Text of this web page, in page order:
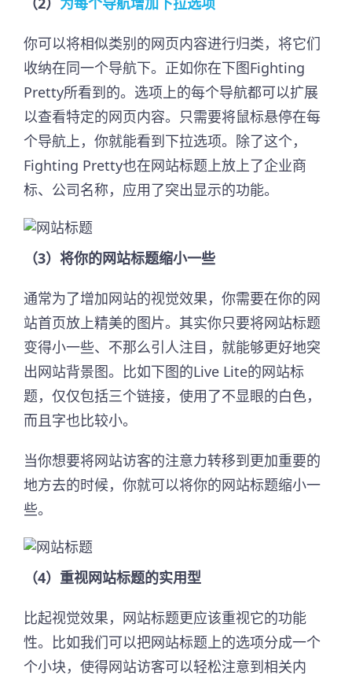
你可以将相似类别的网页内容进行归类，将它们
收纳在同一个导航下。正如你在下图Fighting
Pretty所看到的。选项上的每个导航都可以扩展
以查看特定的网页内容。只需要将鼠标悬停在每
个导航上，你就能看到下拉选项。除了这个，
Fighting Pretty也在网站标题上放上了企业商
标、公司名称，应用了突出显示的功能。
（3）将你的网站标题缩小一些
通常为了增加网站的视觉效果，你需要在你的网
站首页放上精美的图片。其实你只要将网站标题
变得小一些、不那么引人注目，就能够更好地突
出网站背景图。比如下图的Live Lite的网站标
题，仅仅包括三个链接，使用了不显眼的白色，
而且字也比较小。
当你想要将网站访客的注意力转移到更加重要的
地方去的时候，你就可以将你的网站标题缩小一
些。
（4）重视网站标题的实用型
比起视觉效果，网站标题更应该重视它的功能
性。比如我们可以把网站标题上的选项分成一个
个小块，使得网站访客可以轻松注意到相关内